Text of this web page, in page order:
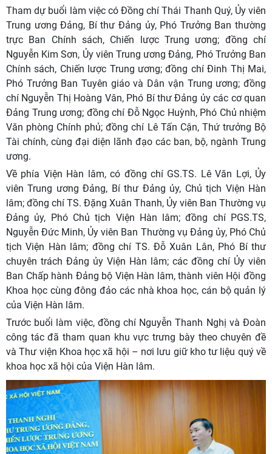
Tham dự buổi làm việc có Đồng chí Thái Thanh Quý, Ủy viên
Trung ương Đảng, Bí thư Đảng ủy, Phó Trưởng Ban thường
trực Ban Chính sách, Chiến lược Trung ương; đồng chí
Nguyễn Kim Sơn, Ủy viên Trung ương Đảng, Phó Trưởng Ban
Chính sách, Chiến lược Trung ương; đồng chí Đinh Thị Mai,
Phó Trưởng Ban Tuyên giáo và Dân vận Trung ương; đồng
chí Nguyễn Thị Hoàng Vân, Phó Bí thư Đảng ủy các cơ quan
Đảng Trung ương; đồng chí Đỗ Ngọc Huỳnh, Phó Chủ nhiệm
Văn phòng Chính phủ; đồng chí Lê Tấn Cận, Thứ trưởng Bộ
Tài chính, cùng đại diện lãnh đạo các ban, bộ, ngành Trung
ương.
Về phía Viện Hàn lâm, có đồng chí GS.TS. Lê Văn Lợi, Ủy
viên Trung ương Đảng, Bí thư Đảng ủy, Chủ tịch Viện Hàn
lâm; đồng chí TS. Đặng Xuân Thanh, Ủy viên Ban Thường vụ
Đảng ủy, Phó Chủ tịch Viện Hàn lâm; đồng chí PGS.TS,
Nguyễn Đức Minh, Ủy viên Ban Thường vụ Đảng ủy, Phó Chủ
tịch Viện Hàn lâm; đồng chí TS. Đỗ Xuân Lân, Phó Bí thư
chuyên trách Đảng ủy Viện Hàn lâm; các đồng chí Ủy viên
Ban Chấp hành Đảng bộ Viện Hàn lâm, thành viên Hội đồng
Khoa học cùng đông đảo các nhà khoa học, cán bộ quản lý
của Viện Hàn lâm.
Trước buổi làm việc, đồng chí Nguyễn Thanh Nghị và Đoàn
công tác đã tham quan khu vực trưng bày theo chuyên đề
và Thư viện Khoa học xã hội – nơi lưu giữ kho tư liệu quý về
khoa học xã hội của Viện Hàn lâm.